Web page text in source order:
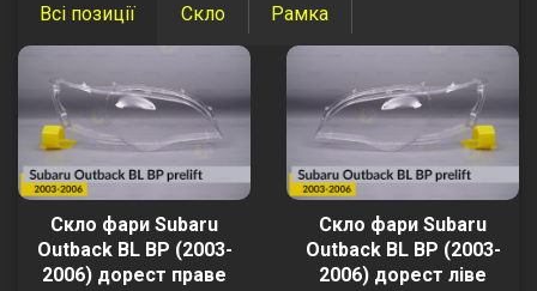
Всі позиції Скло Рамка
Скло фари Subaru
Outback BL BP (2003-
2006) дорест праве
Скло фари Subaru
Outback BL BP (2003-
2006) дорест ліве